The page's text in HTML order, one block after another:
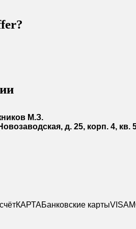
М.З.
д. 25, корп. 4, кв.
КАРТАБанковские картыVISA